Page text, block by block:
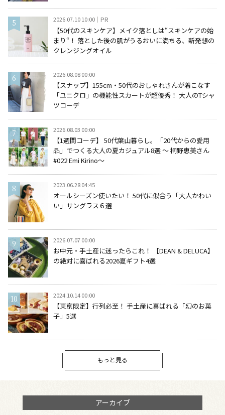
2026.07.10 10:00 PR
【50代のスキンケア】メイク落としは“スキンケアの始
まり“！ 落とした後の肌がうるおいに満ちる、新発想の
クレンジングオイル
2026.08.08 00:00
【スナップ】155cm・50代のおしゃれさんが着こなす
「ユニクロ」の機能性スカートが超優秀！ 大人のTシャ
ツコーデ
2026.08.03 00:00
【1週間コーデ】 50代葉山暮らし。「20代からの愛用
品」でつくる大人の夏カジュアル8選 ～ 桐野恵美さん
#022 Emi Kirino～
2023.06.28 04:45
オールシーズン使いたい！ 50代に似合う「大人かわい
い」サングラス６選
2026.07.07 00:00
お中元・手土産に迷ったらこれ！ 【DEAN & DELUCA】
の絶対に喜ばれる2026夏ギフト4選
2024.10.14 00:00
【東京限定】行列必至！ 手土産に喜ばれる「幻のお菓
子」5選
もっと見る
アーカイブ